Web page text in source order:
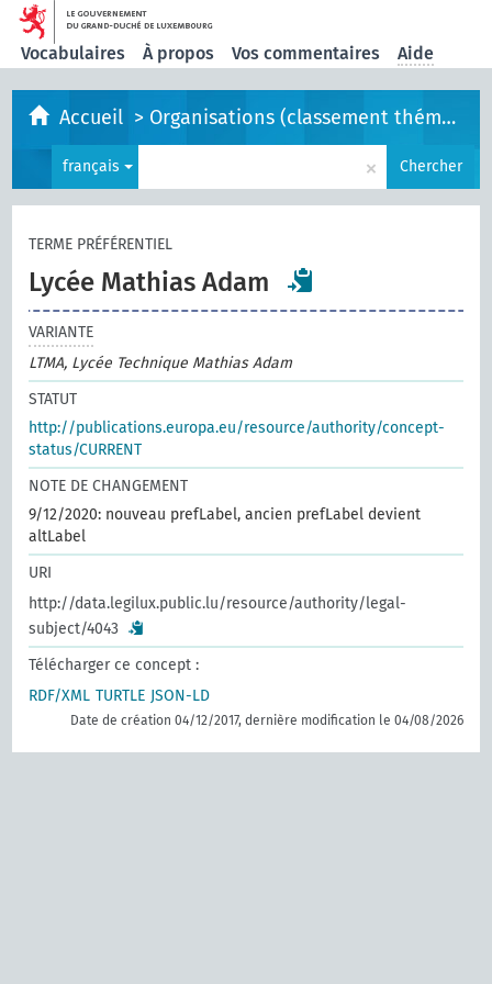
Vocabulaires À propos Vos commentaires Aide
Accueil > Organisations (classement thématique)
français × Chercher
TERME PRÉFÉRENTIEL
Lycée Mathias Adam
VARIANTE
LTMA, Lycée Technique Mathias Adam
STATUT
http://publications.europa.eu/resource/authority/concept-
status/CURRENT
NOTE DE CHANGEMENT
9/12/2020: nouveau prefLabel, ancien prefLabel devient
altLabel
URI
http://data.legilux.public.lu/resource/authority/legal-
subject/4043
Télécharger ce concept :
RDF/XML TURTLE JSON-LD
Date de création 04/12/2017, dernière modification le 04/08/2026